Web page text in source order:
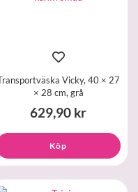
Vicky, 40 × 27
× 28 cm, grå
629,90 kr
Köp